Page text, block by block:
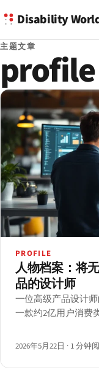
Disability
主题文章
profile
PROFILE
人物档案：将
品的设计师
一位高级产品设计
一款约2亿用户消费
2026年5月22日 · 1 分钟